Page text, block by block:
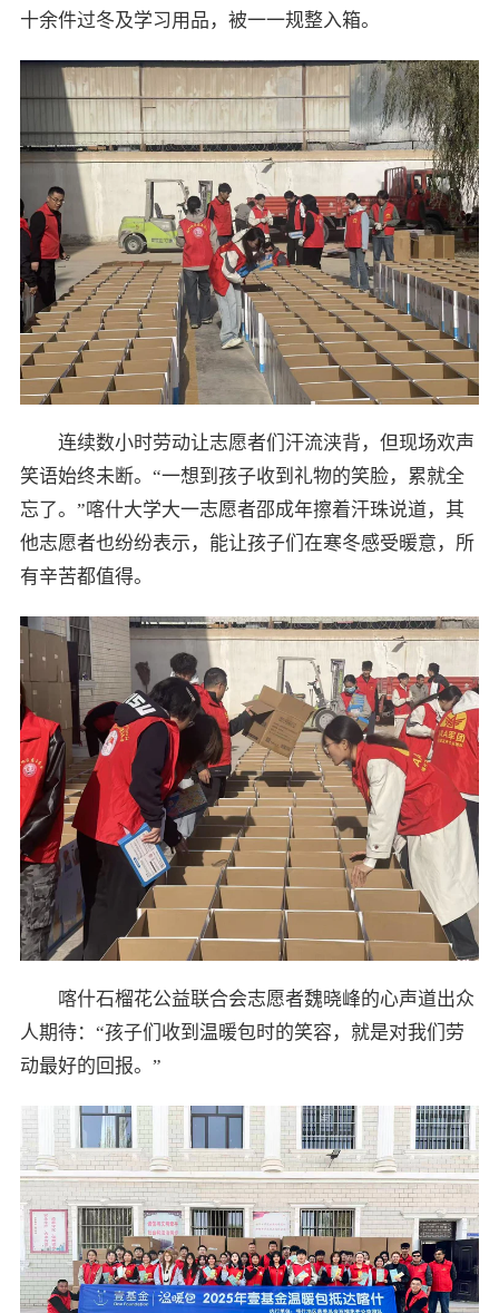
十余件过冬及学习用品，被一一规整入箱。
连续数小时劳动让志愿者们汗流浃背，但现场欢声
笑语始终未断。“一想到孩子收到礼物的笑脸，累就全
忘了。”喀什大学大一志愿者邵成年擦着汗珠说道，其
他志愿者也纷纷表示，能让孩子们在寒冬感受暖意，所
有辛苦都值得。
喀什石榴花公益联合会志愿者魏晓峰的心声道出众
人期待：“孩子们收到温暖包时的笑容，就是对我们劳
动最好的回报。”